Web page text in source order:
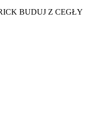
BUDUJ Z CEGŁY